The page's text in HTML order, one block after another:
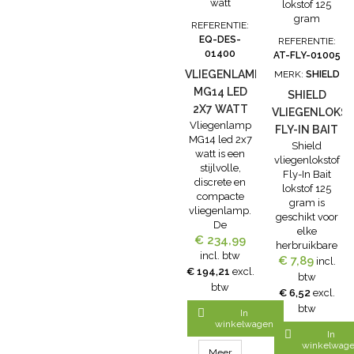
pyrethrinenGehalte:
0,2%Toelatingsnummer:
Uitsluitend
voor gebruik
binnen en
buiten rondom
gebouwen.
Verdun het...
2 x 18”
260mm(h) x
112mm(d)
REFERENTIE:
EQ-DES-
01400
VLIEGENLAMP
MG14 LED
2X7 WATT
Vliegenlamp
MG14 led 2x7
watt is een
stijlvolle,
discrete en
compacte
vliegenlamp.
De
Vliegenlamp
MG14 led 2x7
watt is ideaal
voor gebruik in
commerciële
en industriële
omgevingen.
€ 234,99
incl. btw
€ 194,21 excl.
btw

In
winkelwagen
REFERENTIE:
AT-FLY-01005
MERK: SHIELD
SHIELD
FLY-IN BAIT
LOKSTOF
125 GRAM
Shield
vliegenlokstof
Fly-In Bait
lokstof 125
gram is
geschikt voor
elke
herbruikbare
vliegenval. De
sterke lokstof
trekt de
vliegen aan
het mengsel
verdrinken en
€ 7,89 incl.
btw
€ 6,52 excl.
btw

In